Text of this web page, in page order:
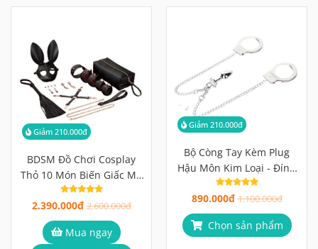
Giảm 210.000đ
BDSM Đồ Chơi Cosplay
Thỏ 10 Món Biến Giấc Mơ
Roleplay Thành Hiện Thực
2.390.000đ 2.600.000đ
Mua ngay
Giảm 210.000đ
Bộ Còng Tay Kèm Plug
Hậu Môn Kim Loại - Đính
Đá Sang Trọng, Dây Xích
Tháo Rời
890.000đ 1.100.000đ
Chọn sản phẩm